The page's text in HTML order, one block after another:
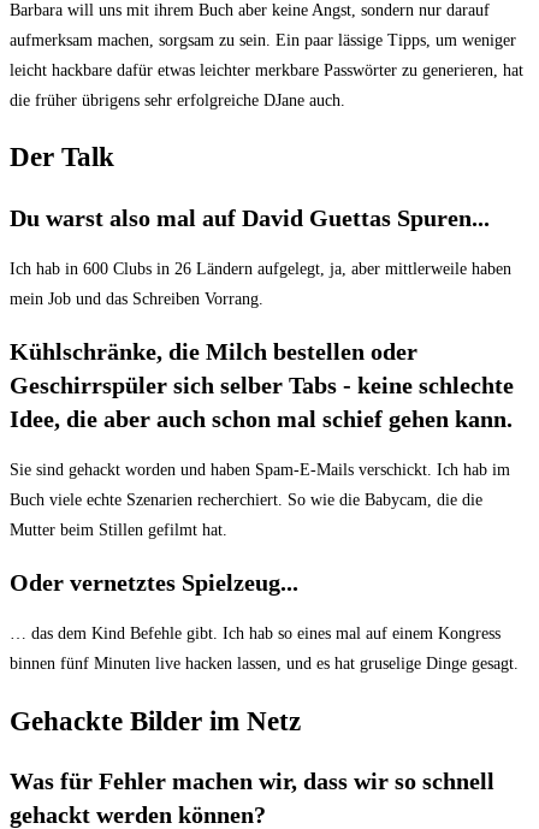
Barbara will uns mit ihrem Buch aber keine Angst, sondern nur darauf
aufmerksam machen, sorgsam zu sein. Ein paar lässige Tipps, um weniger
leicht hackbare dafür etwas leichter merkbare Passwörter zu generieren, hat
die früher übrigens sehr erfolgreiche DJane auch.
Der Talk
Du warst also mal auf David Guettas Spuren...
Ich hab in 600 Clubs in 26 Ländern aufgelegt, ja, aber mittlerweile haben
mein Job und das Schreiben Vorrang.
Kühlschränke, die Milch bestellen oder
Geschirrspüler sich selber Tabs - keine schlechte
Idee, die aber auch schon mal schief gehen kann.
Sie sind gehackt worden und haben Spam-E-Mails verschickt. Ich hab im
Buch viele echte Szenarien recherchiert. So wie die Babycam, die die
Mutter beim Stillen gefilmt hat.
Oder vernetztes Spielzeug...
… das dem Kind Befehle gibt. Ich hab so eines mal auf einem Kongress
binnen fünf Minuten live hacken lassen, und es hat gruselige Dinge gesagt.
Gehackte Bilder im Netz
Was für Fehler machen wir, dass wir so schnell
gehackt werden können?